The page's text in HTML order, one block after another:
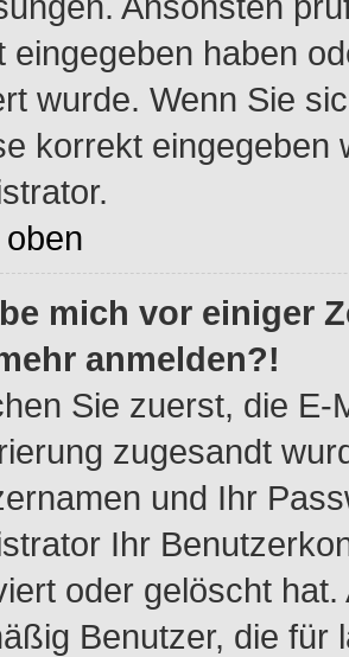
eingegeben haben
wurde. Wenn Sie
korrekt eingegeben
mich vor einiger
anmelden?!
Sie zuerst, die
zugesandt
und Ihr
Ihr
oder gelöscht
Benutzer, die für